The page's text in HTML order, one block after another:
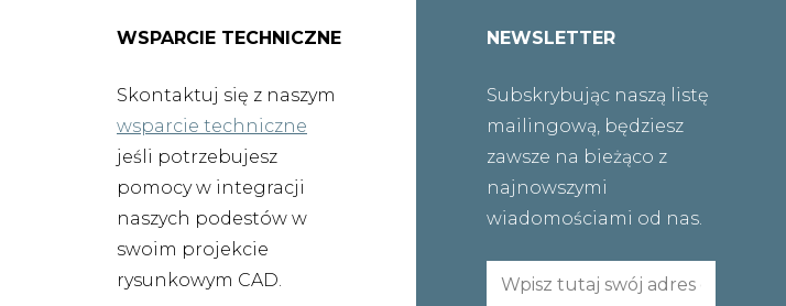
WSPARCIE TECHNICZNE
Skontaktuj się z naszym
wsparcie techniczne
jeśli potrzebujesz
pomocy w integracji
naszych podestów w
swoim projekcie
rysunkowym CAD.
NEWSLETTER
Subskrybując naszą listę
mailingową, będziesz
zawsze na bieżąco z
najnowszymi
wiadomościami od nas.
Email